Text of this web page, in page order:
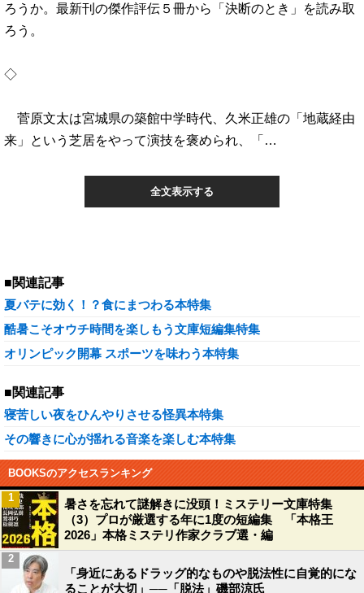
ろうか。最新刊の傑作評伝５冊から「決断のとき」を読み取
ろう。
◇
菅原文太は宮城県の築館中学時代、久米正雄の「地蔵経由
来」という芝居をやって演技を褒められ、「…
全文表示する
■関連記事
夏バテに効く！？食にまつわる本特集
酷暑こそオウチ時間を楽しもう文庫短編集特集
オリンピック開幕 スポーツを味わう本特集
■関連記事
寝苦しい夜をひんやりさせる怪異本特集
その響きに心が揺れる音楽を楽しむ本特集
BOOKSのアクセスランキング
暑さを忘れて謎解きに没頭！ミステリー文庫特集
（3）プロが厳選する年に1度の短編集 「本格王
2026」本格ミステリ作家クラブ選・編
1
「身近にあるドラッグ的なものや脱法性に自覚的にな
ることが大切」──「脱法」磯部涼氏
2